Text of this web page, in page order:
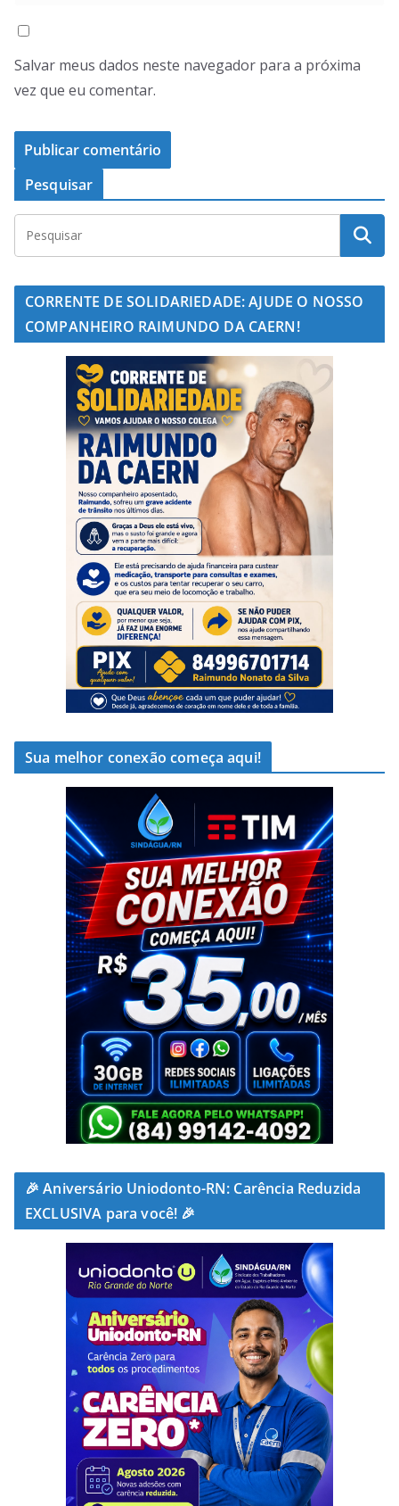
Salvar meus dados neste navegador para a próxima
vez que eu comentar.
Pesquisar
CORRENTE DE SOLIDARIEDADE: AJUDE O NOSSO
COMPANHEIRO RAIMUNDO DA CAERN!
Sua melhor conexão começa aqui!
🎉 Aniversário Uniodonto-RN: Carência Reduzida
EXCLUSIVA para você! 🎉